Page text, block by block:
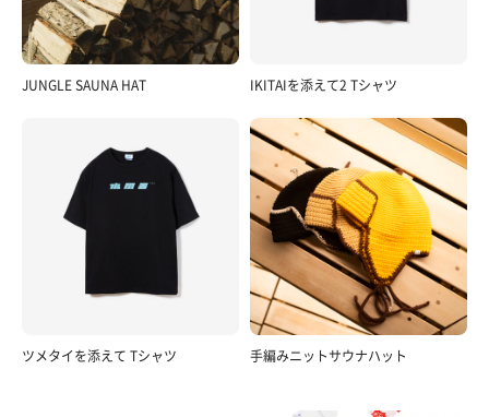
JUNGLE SAUNA HAT IKITAIを添えて2 Tシャツ
ツメタイを添えて Tシャツ 手編みニットサウナハット